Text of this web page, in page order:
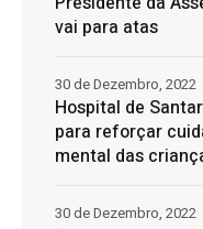
vai para atas
Hospital de
para reforçar
mental das
30 de Dezembro, 2022
30 de Dezembro, 2022